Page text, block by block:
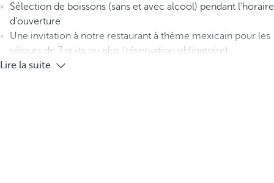
Sélection de boissons (sans et avec alcool) pendant l'horaire
d'ouverture
Une invitation à notre restaurant à thème mexicain pour les
séjours de 7 nuits ou plus (réservation obligatoire)
Lire la suite